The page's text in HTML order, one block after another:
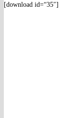
[download id=“35″]